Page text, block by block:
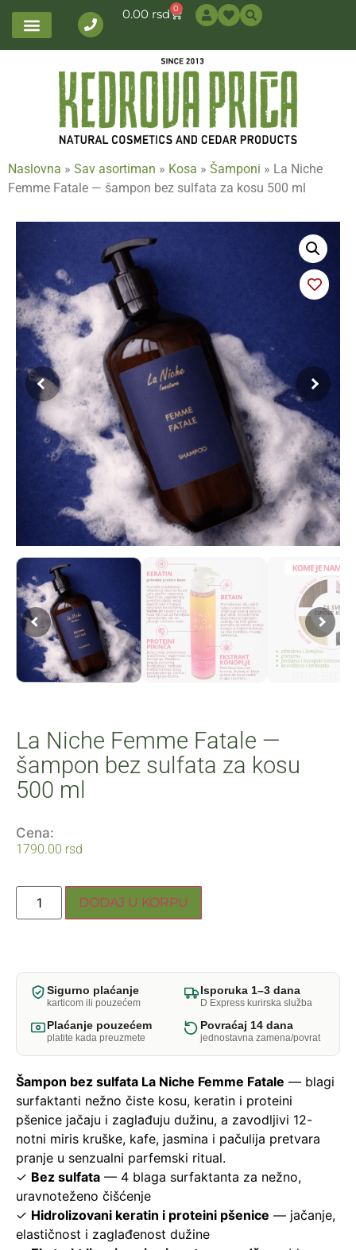
0.00 rsd 0
Naslovna » Sav asortiman » Kosa » Šamponi » La Niche
Femme Fatale — šampon bez sulfata za kosu 500 ml
La Niche Femme Fatale —
šampon bez sulfata za kosu
500 ml
Cena:
1790.00 rsd
DODAJ U KORPU
Sigurno plaćanje
karticom ili pouzećem
Isporuka 1–3 dana
D Express kurirska služba
Plaćanje pouzećem
platite kada preuzmete
Povraćaj 14 dana
jednostavna zamena/povrat
Šampon bez sulfata La Niche Femme Fatale — blagi
surfaktanti nežno čiste kosu, keratin i proteini
pšenice jačaju i zaglađuju dužinu, a zavodljivi 12-
notni miris kruške, kafe, jasmina i pačulija pretvara
pranje u senzualni parfemski ritual.
✓ Bez sulfata — 4 blaga surfaktanta za nežno,
uravnoteženo čišćenje
✓ Hidrolizovani keratin i proteini pšenice — jačanje,
elastičnost i zaglađenost dužine